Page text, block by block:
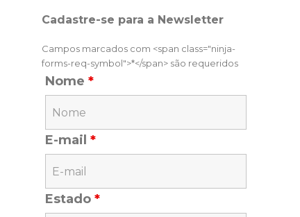
Cadastre-se para a Newsletter
Campos marcados com <span class="ninja-
forms-req-symbol">*</span> são requeridos
Nome *
E-mail *
Estado *